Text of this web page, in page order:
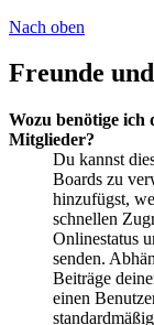
Nach oben
Freunde
Wozu benötige
Mitglieder?
Du kannst
Boards zu
hinzufügst,
schnellen
Onlinestatus
senden.
Beiträge
einen